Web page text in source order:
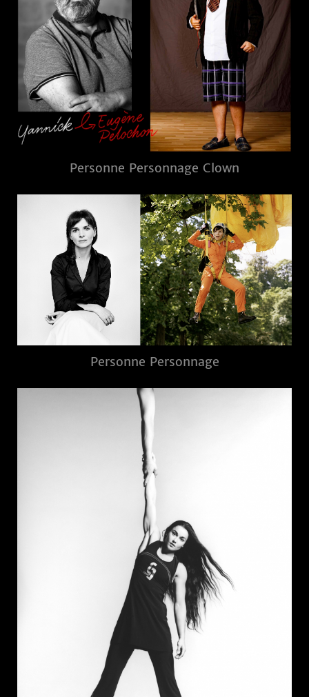
Personne Personnage Clown
Personne Personnage